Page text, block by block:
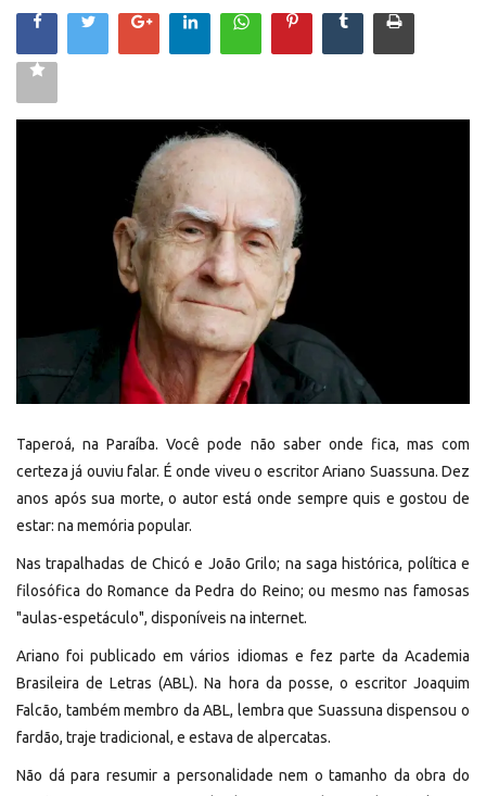
CONTATO
CULTURA
CONECTE-SE
Taperoá, na Paraíba. Você pode não saber onde fica, mas com
certeza já ouviu falar. É onde viveu o escritor Ariano Suassuna. Dez
anos após sua morte, o autor está onde sempre quis e gostou de
estar: na memória popular.
Nas trapalhadas de Chicó e João Grilo; na saga histórica, política e
filosófica do Romance da Pedra do Reino; ou mesmo nas famosas
"aulas-espetáculo", disponíveis na internet.
Ariano foi publicado em vários idiomas e fez parte da Academia
Brasileira de Letras (ABL). Na hora da posse, o escritor Joaquim
Falcão, também membro da ABL, lembra que Suassuna dispensou o
fardão, traje tradicional, e estava de alpercatas.
Não dá para resumir a personalidade nem o tamanho da obra do